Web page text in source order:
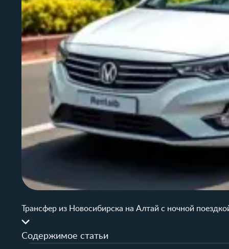
Трансфер из Новосибирска на Алтай с ночной
Содержимое статьи